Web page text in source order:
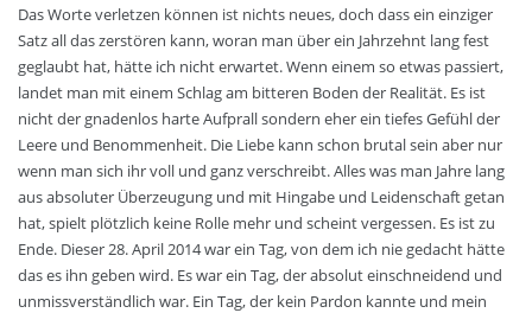
Das Worte verletzen können ist nichts neues, doch dass ein einziger
Satz all das zerstören kann, woran man über ein Jahrzehnt lang fest
geglaubt hat, hätte ich nicht erwartet. Wenn einem so etwas passiert,
landet man mit einem Schlag am bitteren Boden der Realität. Es ist
nicht der gnadenlos harte Aufprall sondern eher ein tiefes Gefühl der
Leere und Benommenheit. Die Liebe kann schon brutal sein aber nur
wenn man sich ihr voll und ganz verschreibt. Alles was man Jahre lang
aus absoluter Überzeugung und mit Hingabe und Leidenschaft getan
hat, spielt plötzlich keine Rolle mehr und scheint vergessen. Es ist zu
Ende. Dieser 28. April 2014 war ein Tag, von dem ich nie gedacht hätte
das es ihn geben wird. Es war ein Tag, der absolut einschneidend und
unmissverständlich war. Ein Tag, der kein Pardon kannte und mein